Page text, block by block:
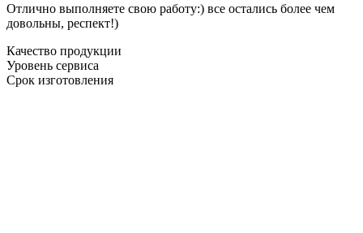
Отлично выполняете свою работу:) все остались более чем
довольны, респект!)
Качество продукции
Уровень сервиса
Срок изготовления